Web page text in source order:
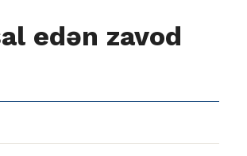
edən zavod